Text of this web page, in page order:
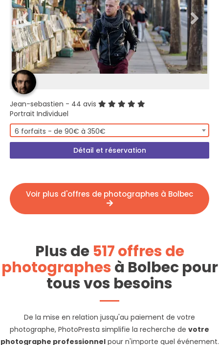
Jean-sebastien - 44 avis
Portrait Individuel
6 forfaits - de 90€ à 350€
Détail et réservation
Plus de 517 offres de
photographesà Bolbec pour
tous vos besoins
De la mise en relation jusqu'au paiement de votre
photographe, PhotoPresta simplifie la recherche de votre
photographe professionnelpour n'importe quel événement.